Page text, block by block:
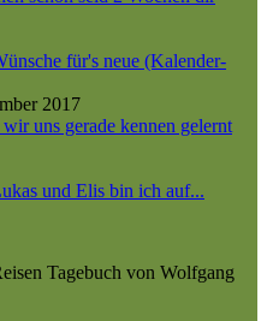
für's neue (Kalender-
2017
uns gerade kennen gelernt
und Elis bin ich auf...
Tagebuch von Wolfgang